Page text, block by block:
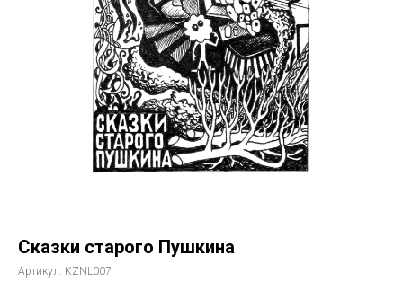
Сказки старого Пушкина
Артикул: KZNL007